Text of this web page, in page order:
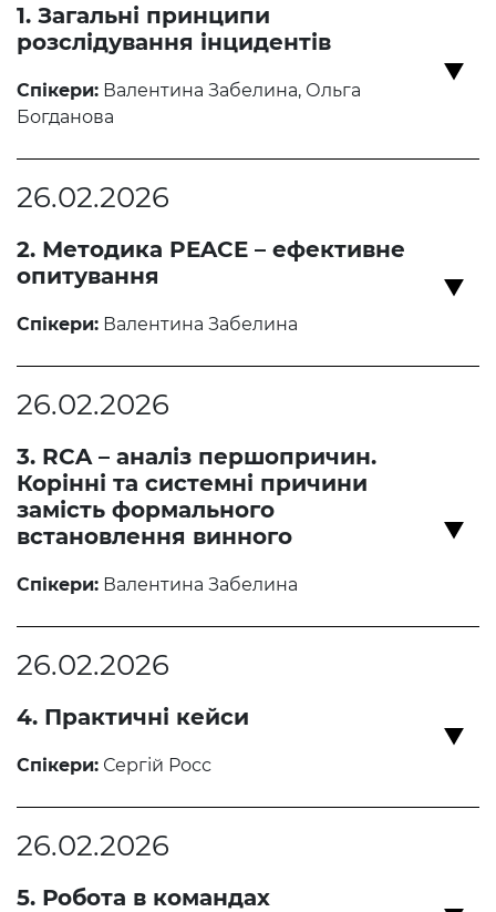
1. Загальні принципи
розслідування інцидентів
Спікери:Валентина Забелина, Ольга
Богданова
26.02.2026
2. Методика PEACE – ефективне
опитування
Спікери:Валентина Забелина
26.02.2026
3. RCA – аналіз першопричин.
Корінні та системні причини
замість формального
встановлення винного
Спікери:Валентина Забелина
26.02.2026
4. Практичні кейси
Спікери:Сергій Росс
26.02.2026
5. Робота в командах